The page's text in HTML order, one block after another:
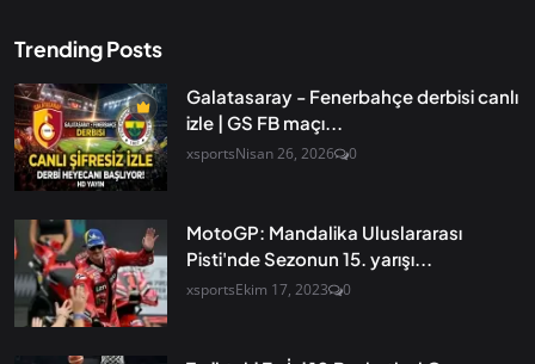
Trending Posts
Galatasaray - Fenerbahçe derbisi canlı
izle | GS FB maçı...
xsportsNisan 26, 2026 0
MotoGP: Mandalika Uluslararası
Pisti'nde Sezonun 15. yarışı...
xsportsEkim 17, 2023 0